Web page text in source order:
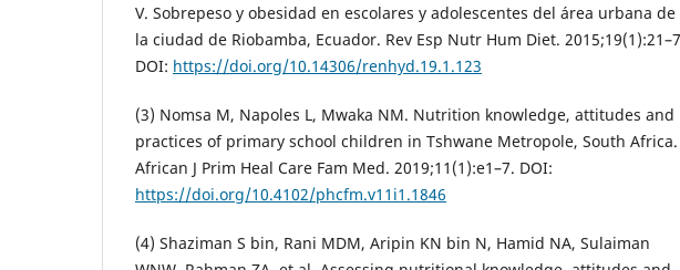
V. Sobrepeso y obesidad en escolares y adolescentes del área urbana de
la ciudad de Riobamba, Ecuador. Rev Esp Nutr Hum Diet.
DOI: https://doi.org/10.14306/renhyd.19.1.123
(3) Nomsa M, Napoles L, Mwaka NM. Nutrition knowledge, attitudes and
practices of primary school children in Tshwane Metropole, South Africa.
African J Prim Heal Care Fam Med. 2019;11(1):e1–7. DOI:
https://doi.org/10.4102/phcfm.v11i1.1846
(4) Shaziman S bin, Rani MDM, Aripin KN bin N, Hamid NA, Sulaiman